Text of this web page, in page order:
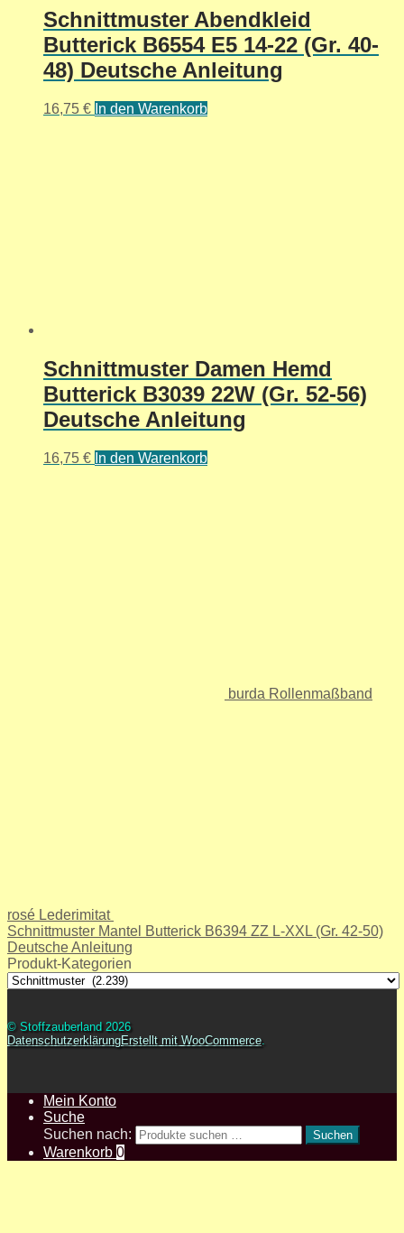
Schnittmuster Abendkleid
Butterick B6554 E5 14-22 (Gr. 40-
48) Deutsche Anleitung
16,75 € In den Warenkorb
Schnittmuster Damen Hemd
Butterick B3039 22W (Gr. 52-56)
Deutsche Anleitung
16,75 € In den Warenkorb
burda Rollenmaßband
rosé Lederimitat
Schnittmuster Mantel Butterick B6394 ZZ L-XXL (Gr. 42-50)
Deutsche Anleitung
Produkt-Kategorien
© Stoffzauberland 2026
DatenschutzerklärungErstellt mit WooCommerce.
Mein Konto
Suche
Suchen nach:
Suchen
Warenkorb 0